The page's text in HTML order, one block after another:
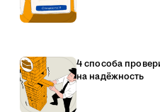
4 способа
на надёжность